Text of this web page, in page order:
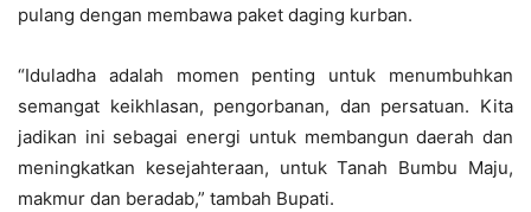
pulang dengan membawa paket daging kurban.
“Iduladha adalah momen penting untuk menumbuhkan
semangat keikhlasan, pengorbanan, dan persatuan. Kita
jadikan ini sebagai energi untuk membangun daerah dan
meningkatkan kesejahteraan, untuk Tanah Bumbu Maju,
makmur dan beradab,” tambah Bupati.